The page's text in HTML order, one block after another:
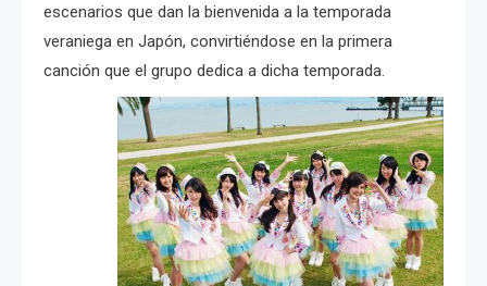
escenarios que dan la bienvenida a la temporada
veraniega en Japón, convirtiéndose en la primera
canción que el grupo dedica a dicha temporada.